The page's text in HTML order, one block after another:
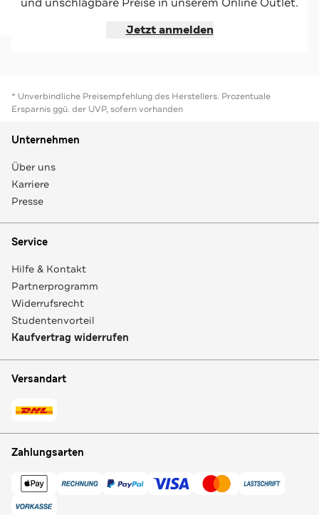
Jetzt shoppen
und unschlagbare Preise in unserem Online Outlet.
Jetzt anmelden
* Unverbindliche Preisempfehlung des Herstellers. Prozentuale
Ersparnis ggü. der UVP, sofern vorhanden
Unternehmen
Über uns
Karriere
Presse
Service
Hilfe & Kontakt
Partnerprogramm
Widerrufsrecht
Studentenvorteil
Kaufvertrag widerrufen
Versandart
Zahlungsarten